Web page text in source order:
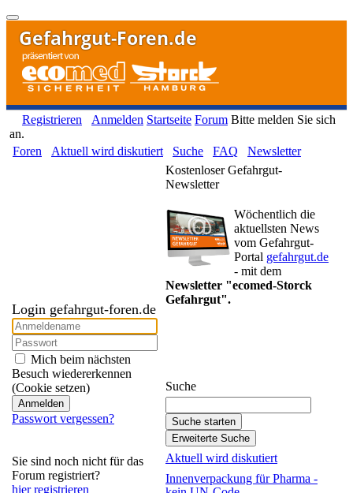
Gefahrgut-Foren.de
Registrieren Anmelden Startseite Forum Bitte melden Sie sich
an.
Foren
Aktuell wird diskutiert Suche FAQ Newsletter
Login gefahrgut-foren.de
Mich beim nächsten
Besuch wiedererkennen
(Cookie setzen)
Passwort vergessen?
Sie sind noch nicht für das
Forum registriert?
hier registrieren
Kostenloser Gefahrgut-
Newsletter
Wöchentlich die
aktuellsten News
vom Gefahrgut-
Portal gefahrgut.de
- mit dem
Newsletter "ecomed-Storck
Gefahrgut".
Suche
Aktuell wird diskutiert
Innenverpackung für Pharma -